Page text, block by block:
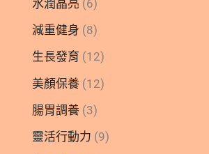
水潤晶亮 (6)
減重健身 (8)
生長發育 (12)
美顏保養 (12)
腸胃調養 (3)
靈活行動力 (9)